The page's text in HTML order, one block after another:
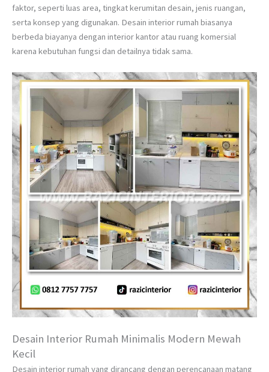
faktor, seperti luas area, tingkat kerumitan desain, jenis ruangan,
serta konsep yang digunakan. Desain interior rumah biasanya
berbeda biayanya dengan interior kantor atau ruang komersial
karena kebutuhan fungsi dan detailnya tidak sama.
Desain Interior Rumah Minimalis Modern Mewah
Kecil
Desain interior rumah yang dirancang dengan perencanaan matang